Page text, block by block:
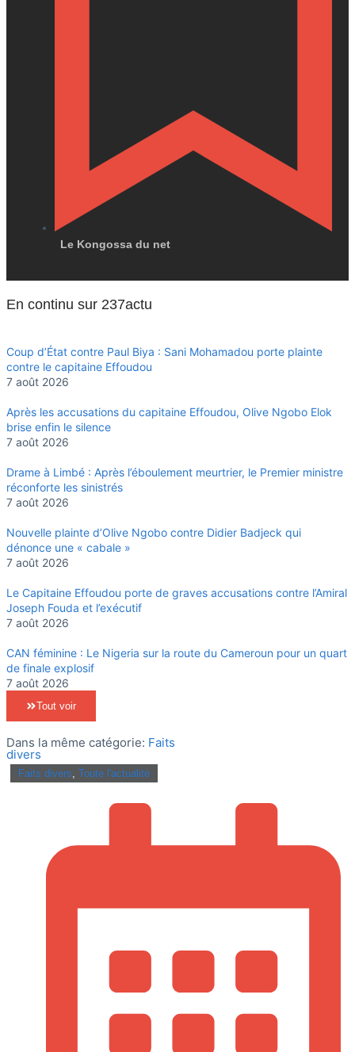
Le Kongossa du net
En continu sur 237actu
Coup d’État contre Paul Biya : Sani Mohamadou porte plainte
contre le capitaine Effoudou
7 août 2026
Après les accusations du capitaine Effoudou, Olive Ngobo Elok
brise enfin le silence
7 août 2026
Drame à Limbé : Après l’éboulement meurtrier, le Premier ministre
réconforte les sinistrés
7 août 2026
Nouvelle plainte d’Olive Ngobo contre Didier Badjeck qui
dénonce une « cabale »
7 août 2026
Le Capitaine Effoudou porte de graves accusations contre l’Amiral
Joseph Fouda et l’exécutif
7 août 2026
CAN féminine : Le Nigeria sur la route du Cameroun pour un quart
de finale explosif
7 août 2026
Tout voir
Dans la même catégorie: Faits
divers
Faits divers Toute l'actualité